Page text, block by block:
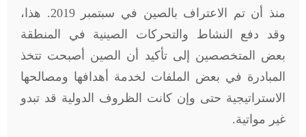
منذ أن تم الاعتراف بالصين في سبتمبر 2019. هذا،
وقد دفع النشاط والتحركات الصينية في المنطقة
بعض المتخصصين إلى تأكيد أن الصين أصبحت تتخذ
المبادرة في بعض الملفات لخدمة أهدافها ومصالحها
الاستراتيجية حتى وإن كانت الظروف الدولية قد تبدو
غير مواتية.